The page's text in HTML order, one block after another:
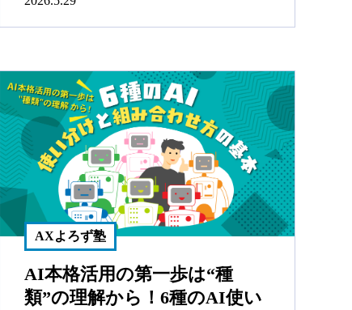
AXよろず塾
AI本格活用の第一歩は“種
類”の理解から！6種のAI使い